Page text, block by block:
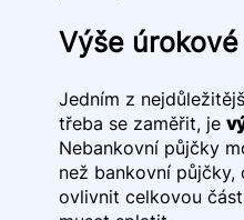
Výše
Jedním z
třeba se zaměřit, je
Nebankovní půjčky
než bankovní půjčky,
ovlivnit celkovou